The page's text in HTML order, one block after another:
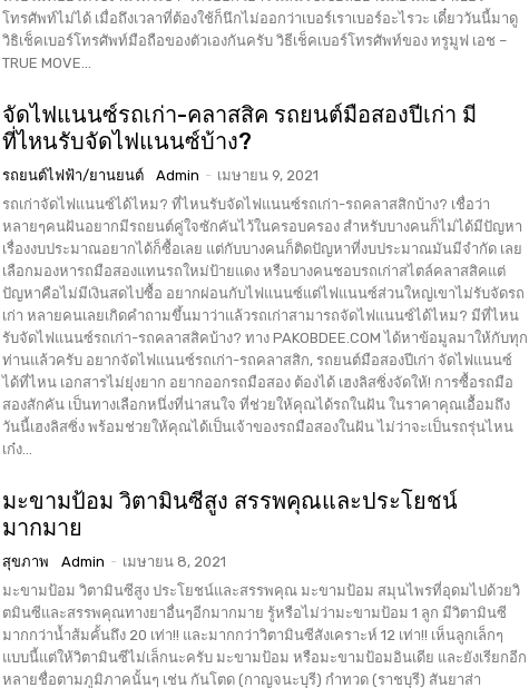
โทรศัพท์ไม่ได้ เมื่อถึงเวลาที่ต้องใช้ก็นึกไม่ออกว่าเบอร์เราเบอร์อะไรวะ เดี๋ยววันนี้มาดู
วิธิเช็คเบอร์โทรศัพท์มือถือของตัวเองกันครับ วิธีเช็คเบอร์โทรศัพท์ของ ทรูมูฟ เอช –
TRUE MOVE...
จัดไฟแนนซ์รถเก่า-คลาสสิค รถยนต์มือสองปีเก่า มี
ที่ไหนรับจัดไฟแนนซ์บ้าง?
รถยนต์ไฟฟ้า/ยานยนต์ Admin - เมษายน 9, 2021
รถเก่าจัดไฟแนนซ์ได้ไหม? ที่ไหนรับจัดไฟแนนซ์รถเก่า-รถคลาสสิกบ้าง? เชื่อว่า
หลายๆคนฝันอยากมีรถยนต์คู่ใจซักคันไว้ในครอบครอง สำหรับบางคนก็ไม่ได้มีปัญหา
เรื่องงบประมาณอยากได้ก็ซื้อเลย แต่กับบางคนก็ติดปัญหาที่งบประมาณมันมีจำกัด เลย
เลือกมองหารถมือสองแทนรถใหม่ป้ายแดง หรือบางคนชอบรถเก่าสไตล์คลาสสิคแต่
ปัญหาคือไม่มีเงินสดไปซื้อ อยากผ่อนกับไฟแนนซ์แต่ไฟแนนซ์ส่วนใหญ่เขาไม่รับจัดรถ
เก่า หลายคนเลยเกิดคำถามขึ้นมาว่าแล้วรถเก่าสามารถจัดไฟแนนซ์ได้ไหม? มีที่ไหน
รับจัดไฟแนนซ์รถเก่า-รถคลาสสิคบ้าง? ทาง PAKOBDEE.COM ได้หาข้อมูลมาให้กับทุก
ท่านแล้วครับ อยากจัดไฟแนนซ์รถเก่า-รถคลาสสิก, รถยนต์มือสองปีเก่า จัดไฟแนนซ์
ได้ที่ไหน เอกสารไม่ยุ่งยาก อยากออกรถมือสอง ต้องได้ เฮงลิสซิ่งจัดให้! การซื้อรถมือ
สองสักคัน เป็นทางเลือกหนึ่งที่น่าสนใจ ที่ช่วยให้คุณได้รถในฝัน ในราคาคุณเอื้อมถึง
วันนี้เฮงลิสซิ่ง พร้อมช่วยให้คุณได้เป็นเจ้าของรถมือสองในฝัน ไม่ว่าจะเป็นรถรุ่นไหน
เก๋ง...
มะขามป้อม วิตามินซีสูง สรรพคุณและประโยชน์
มากมาย
สุขภาพ Admin - เมษายน 8, 2021
มะขามป้อม วิตามินซีสูง ประโยชน์และสรรพคุณ มะขามป้อม สมุนไพรที่อุดมไปด้วยวิ
ตมินซีและสรรพคุณทางยาอื่นๆอีกมากมาย รู้หรือไม่ว่ามะขามป้อม 1 ลูก มีวิตามินซี
มากกว่าน้ำส้มคั้นถึง 20 เท่า!! และมากกว่าวิตามินซีสังเคราะห์ 12 เท่า!! เห็นลูกเล็กๆ
แบบนี้แต่ให้วิตามินซีไม่เล็กนะครับ มะขามป้อม หรือมะขามป้อมอินเดีย และยังเรียกอีก
หลายชื่อตามภูมิภาคนั้นๆ เช่น กันโตด (กาญจนะบุรี) กำทวด (ราชบุรี) สันยาส่า